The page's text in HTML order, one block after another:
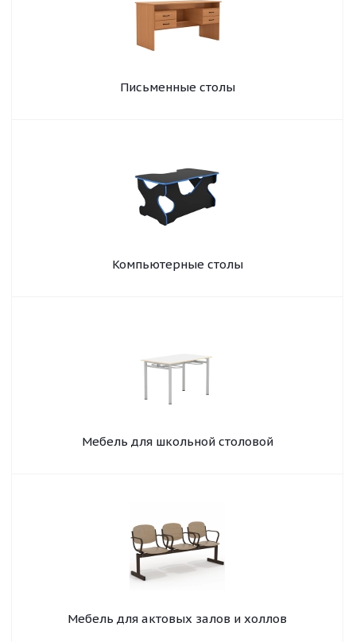
Письменные столы
Компьютерные столы
Мебель для школьной столовой
Мебель для актовых залов и холлов